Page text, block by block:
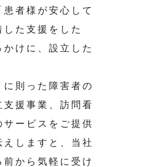
者様が安心して
た支援をした
けに、設立した
則った障害者の
援事業、訪問看
ービスをご提供
しますと、当社
から気軽に受け